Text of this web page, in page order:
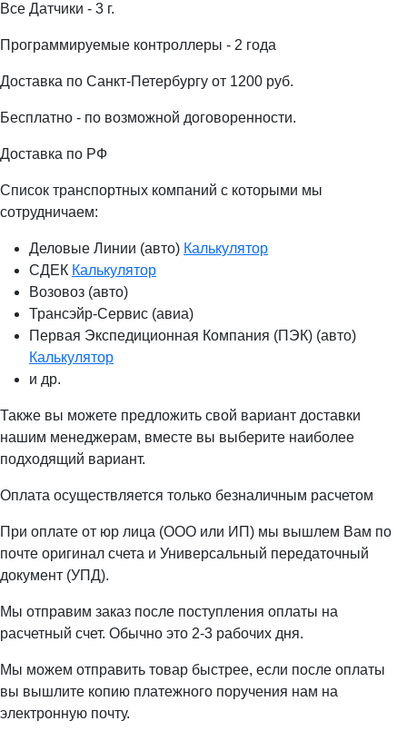
Все Датчики - 3 г.
Программируемые контроллеры - 2 года
Доставка по Санкт-Петербургу от 1200 руб.
Бесплатно - по возможной договоренности.
Доставка по РФ
Список транспортных компаний с которыми мы
сотрудничаем:
Деловые Линии (авто) Калькулятор
СДЕК Калькулятор
Возовоз (авто)
Трансэйр-Сервис (авиа)
Первая Экспедиционная Компания (ПЭК) (авто)
Калькулятор
и др.
Также вы можете предложить свой вариант доставки
нашим менеджерам, вместе вы выберите наиболее
подходящий вариант.
Оплата осуществляется только безналичным расчетом
При оплате от юр лица (ООО или ИП) мы вышлем Вам по
почте оригинал счета и Универсальный передаточный
документ (УПД).
Мы отправим заказ после поступления оплаты на
расчетный счет. Обычно это 2-3 рабочих дня.
Мы можем отправить товар быстрее, если после оплаты
вы вышлите копию платежного поручения нам на
электронную почту.